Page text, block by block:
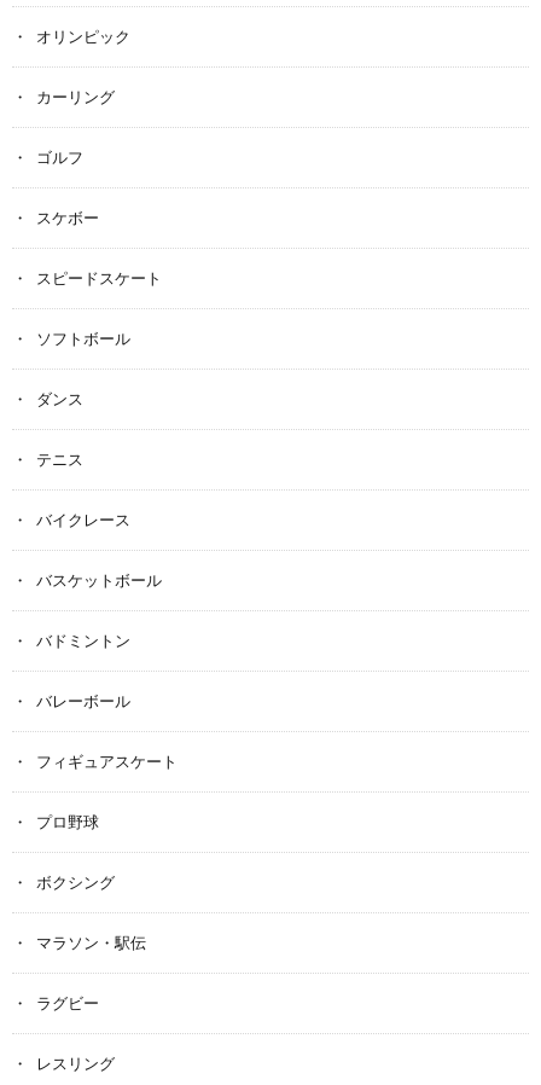
オリンピック
カーリング
ゴルフ
スケボー
スピードスケート
ソフトボール
ダンス
テニス
バイクレース
バスケットボール
バドミントン
バレーボール
フィギュアスケート
プロ野球
ボクシング
マラソン・駅伝
ラグビー
レスリング